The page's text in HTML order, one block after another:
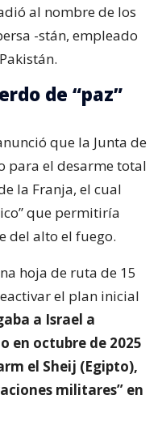
al nombre de los
-stán, empleado
de “paz”
que la Junta de
para el desarme total
la Franja, el cual
que permitiría
del alto el fuego.
hoja de ruta de 15
el plan inicial
a Israel a
en octubre de 2025
el Sheij (Egipto),
militares” en